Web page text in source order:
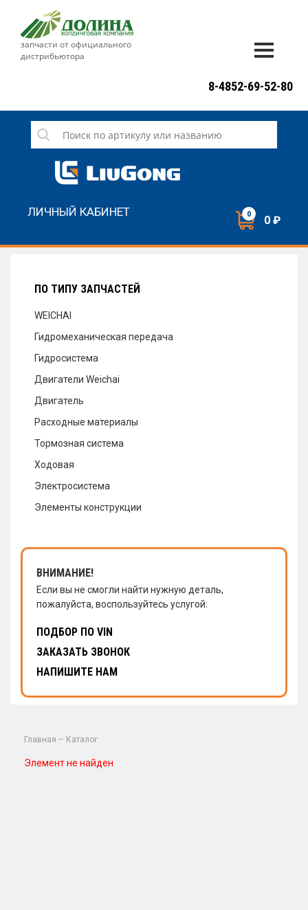
запчасти от официального
дистрибьютора
СЕРВИС
НОВОСТИ
8-4852-69-52-80
ЛИЧНЫЙ КАБИНЕТ 0 0 ₽
ПО ТИПУ ЗАПЧАСТЕЙ
WEICHAI
Гидромеханическая передача
Гидросистема
Двигатели Weichai
Двигатель
Расходные материалы
Тормозная система
Ходовая
Электросистема
Элементы конструкции
ВНИМАНИЕ!
Если вы не смогли найти нужную деталь,
пожалуйста, воспользуйтесь услугой:
ПОДБОР ПО VIN
ЗАКАЗАТЬ ЗВОНОК
НАПИШИТЕ НАМ
Главная – Каталог
Элемент не найден